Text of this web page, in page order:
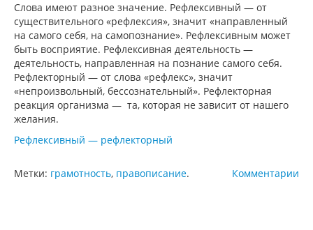
Слова имеют разное значение. Рефлексивный — от
существительного «рефлексия», значит «направленный
на самого себя, на самопознание». Рефлексивным может
быть восприятие. Рефлексивная деятельность —
деятельность, направленная на познание самого себя.
Рефлекторный — от слова «рефлекс», значит
«непроизвольный, бессознательный». Рефлекторная
реакция организма — та, которая не зависит от нашего
желания.
Рефлексивный — рефлекторный
Комментарии
Метки: грамотность, правописание.